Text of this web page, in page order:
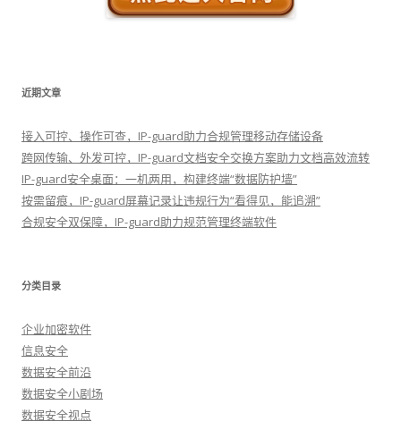
近期文章
接入可控、操作可查，IP-guard助力合规管理移动存储设备
跨网传输、外发可控，IP-guard文档安全交换方案助力文档高效流转
IP-guard安全桌面：一机两用，构建终端“数据防护墙”
按需留痕，IP-guard屏幕记录让违规行为“看得见，能追溯”
合规安全双保障，IP-guard助力规范管理终端软件
分类目录
企业加密软件
信息安全
数据安全前沿
数据安全小剧场
数据安全视点